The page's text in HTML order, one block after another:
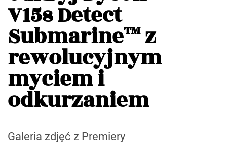
V15s Detect
Submarine™ z
rewolucyjnym
myciem i
odkurzaniem
Galeria zdjęć z Premiery